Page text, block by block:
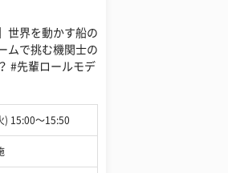
世界を動かす船の
ムで挑む機関士の
#先輩ロールモデ
) 15:00〜15:50